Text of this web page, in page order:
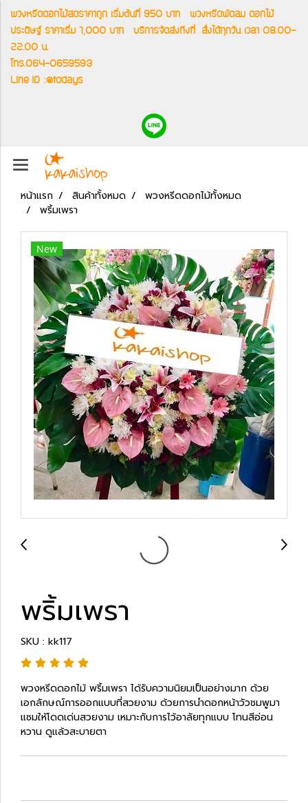
พวงหรีดดอกไม้สดราคาถูก เริ่มต้นที่ 950 บาท พวงหรีดพัดลม ดอกไม้
ประดิษฐ์ ราคาเริ่ม 1,000 บาท บริการจัดส่งถึงที่ สั่งได้ทุกวัน เวลา 08.00-
22.00 น.
โทร.064-0659593
Line ID :@todays
หน้าแรก สินค้าทั้งหมด
พวงหรีดดอกไม้ทั้งหมด
พริ้มเพรา
New
พริ้มเพรา
SKU : kk117
พวงหรีดดอกไม้ พริ้มเพรา ได้รับความนิยมเป็นอย่างมาก ด้วย
เอกลักษณ์การออกแบบที่สวยงาม ด้วยการนำดอกหน้าวัวชมพูมา
แซมให้โดดเด่นสวยงาม เหมาะกับการไว้อาลัยทุกแบบ โทนสีอ่อน
หวาน ดูแล้วสะบายตา